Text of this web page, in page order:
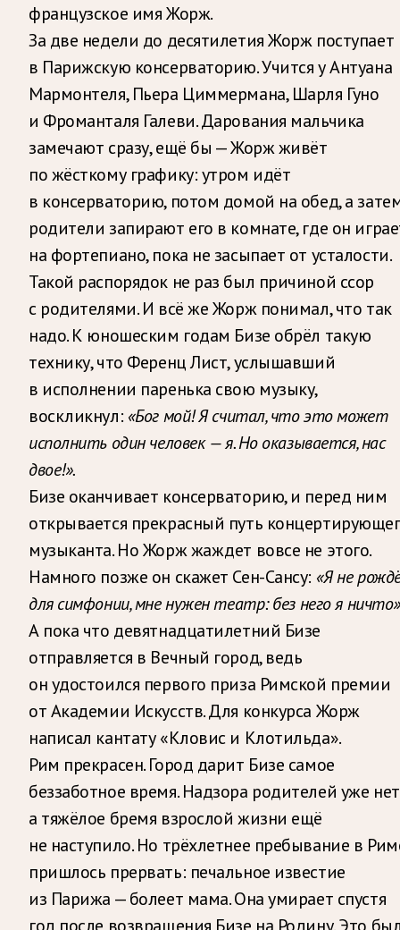
французское имя Жорж.
За две недели до десятилетия Жорж поступает
в Парижскую консерваторию. Учится у Антуана
Мармонтеля, Пьера Циммермана, Шарля Гуно
и Фроманталя Галеви. Дарования мальчика
замечают сразу, ещё бы — Жорж живёт
по жёсткому графику: утром идёт
в консерваторию, потом домой на обед, а
родители запирают его в комнате, где он
на фортепиано, пока не засыпает от усталости.
Такой распорядок не раз был причиной ссор
с родителями. И всё же Жорж понимал, что так
надо. К юношеским годам Бизе обрёл такую
технику, что Ференц Лист, услышавший
в исполнении паренька свою музыку,
воскликнул: «Бог мой! Я считал, что это может
исполнить один человек — я. Но оказывается, нас
двое!».
Бизе оканчивает консерваторию, и перед ним
открывается прекрасный путь
музыканта. Но Жорж жаждет вовсе не этого.
Намного позже он скажет Сен-Сансу: «Я не
для симфонии, мне нужен театр: без него я
А пока что девятнадцатилетний Бизе
отправляется в Вечный город, ведь
он удостоился первого приза Римской премии
от Академии Искусств. Для конкурса Жорж
написал кантату «Кловис и Клотильда».
Рим прекрасен. Город дарит Бизе самое
беззаботное время. Надзора родителей уже
а тяжёлое бремя взрослой жизни ещё
не наступило. Но трёхлетнее пребывание в
пришлось прервать: печальное известие
из Парижа — болеет мама. Она умирает спустя